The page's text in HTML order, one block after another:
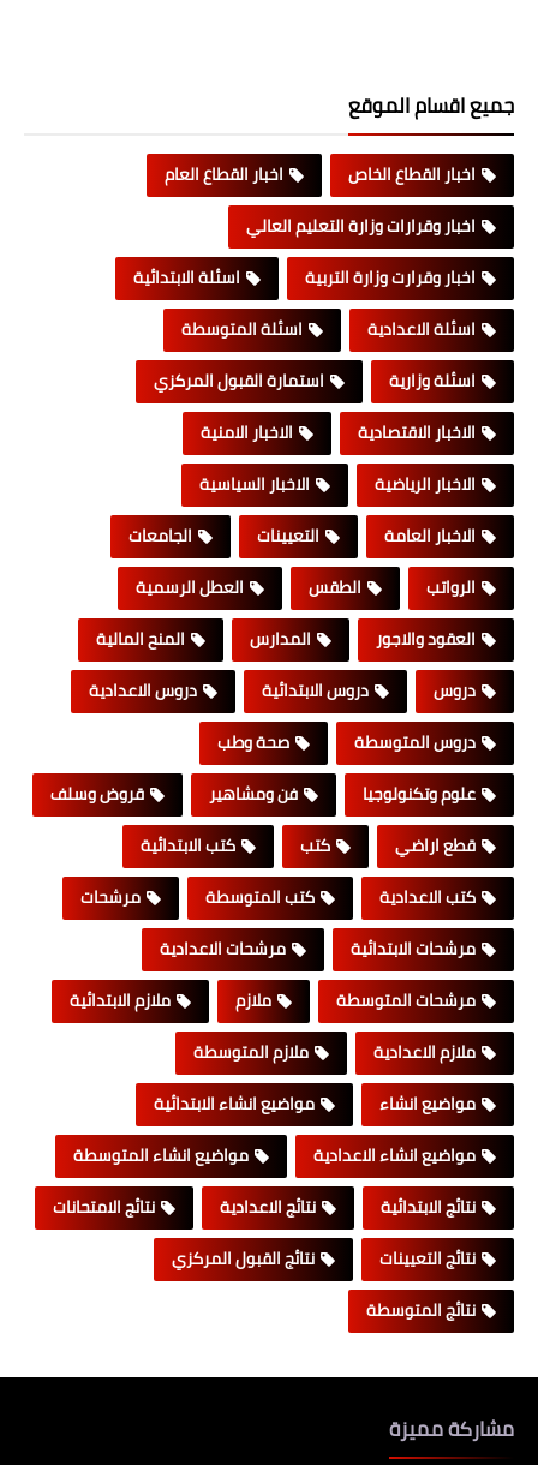
جميع اقسام الموقع
اخبار القطاع الخاص
اخبار القطاع العام
اخبار وقرارات وزارة التعليم العالي
اخبار وقرارت وزارة التربية
اسئلة الابتدائية
اسئلة الاعدادية
اسئلة المتوسطة
اسئلة وزارية
استمارة القبول المركزي
الاخبار الاقتصادية
الاخبار الامنية
الاخبار الرياضية
الاخبار السياسية
الاخبار العامة
التعيينات
الجامعات
الرواتب
الطقس
العطل الرسمية
العقود والاجور
المدارس
المنح المالية
دروس
دروس الابتدائية
دروس الاعدادية
دروس المتوسطة
صحة وطب
علوم وتكنولوجيا
فن ومشاهير
قروض وسلف
قطع اراضي
كتب
كتب الابتدائية
كتب الاعدادية
كتب المتوسطة
مرشحات
مرشحات الابتدائية
مرشحات الاعدادية
مرشحات المتوسطة
ملازم
ملازم الابتدائية
ملازم الاعدادية
ملازم المتوسطة
مواضيع انشاء
مواضيع انشاء الابتدائية
مواضيع انشاء الاعدادية
مواضيع انشاء المتوسطة
نتائج الابتدائية
نتائج الاعدادية
نتائج الامتحانات
نتائج التعيينات
نتائج القبول المركزي
نتائج المتوسطة
مشاركة مميزة